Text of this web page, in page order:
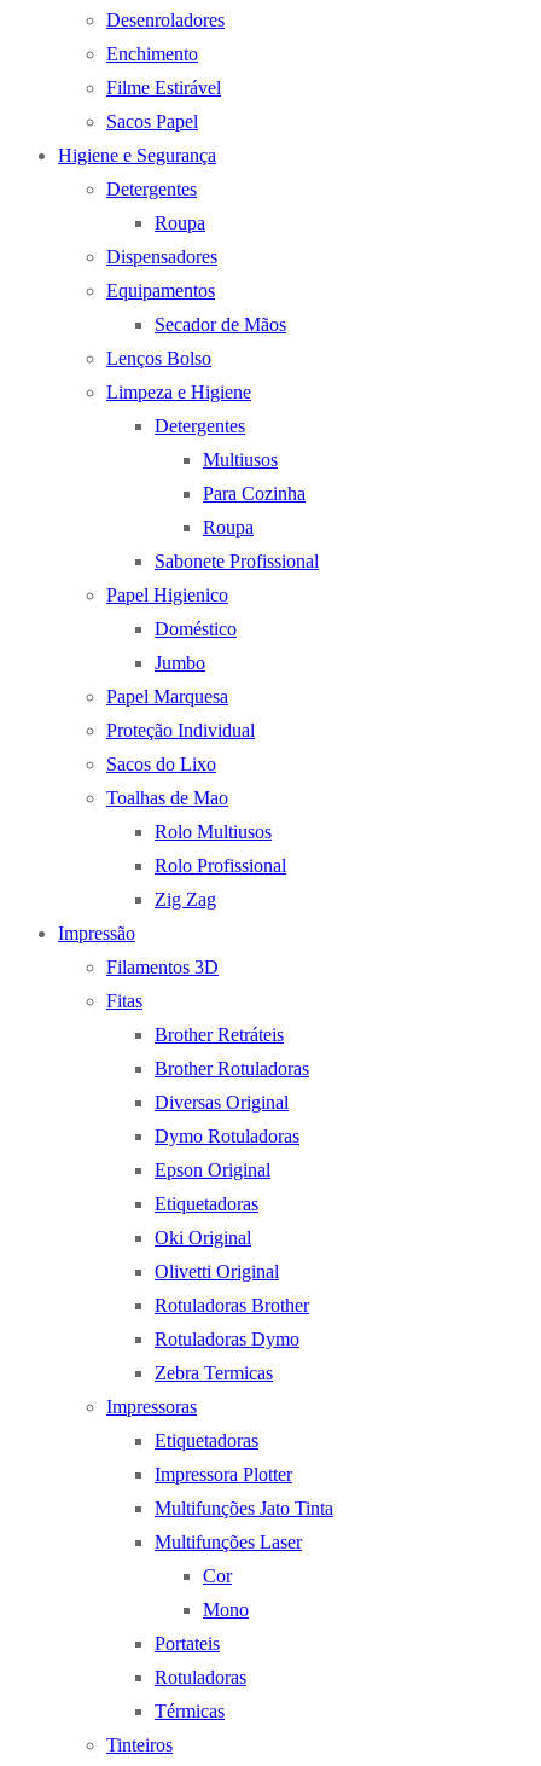
Desenroladores
Enchimento
Filme Estirável
Sacos Papel
Higiene e Segurança
Detergentes
Roupa
Dispensadores
Equipamentos
Secador de Mãos
Lenços Bolso
Limpeza e Higiene
Detergentes
Multiusos
Para Cozinha
Roupa
Sabonete Profissional
Papel Higienico
Doméstico
Jumbo
Papel Marquesa
Proteção Individual
Sacos do Lixo
Toalhas de Mao
Rolo Multiusos
Rolo Profissional
Zig Zag
Impressão
Filamentos 3D
Fitas
Brother Retráteis
Brother Rotuladoras
Diversas Original
Dymo Rotuladoras
Epson Original
Etiquetadoras
Oki Original
Olivetti Original
Rotuladoras Brother
Rotuladoras Dymo
Zebra Termicas
Impressoras
Etiquetadoras
Impressora Plotter
Multifunções Jato Tinta
Multifunções Laser
Cor
Mono
Portateis
Rotuladoras
Térmicas
Tinteiros